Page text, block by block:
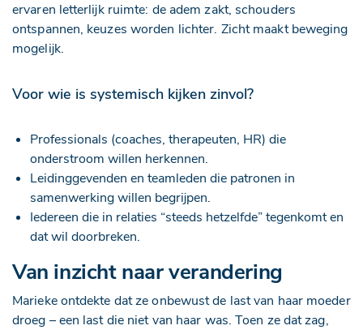
ervaren letterlijk ruimte: de adem zakt, schouders
ontspannen, keuzes worden lichter. Zicht maakt beweging
mogelijk.
Voor wie is systemisch kijken zinvol?
Professionals (coaches, therapeuten, HR) die
onderstroom willen herkennen.
Leidinggevenden en teamleden die patronen in
samenwerking willen begrijpen.
Iedereen die in relaties “steeds hetzelfde” tegenkomt en
dat wil doorbreken.
Van inzicht naar verandering
Marieke ontdekte dat ze onbewust de last van haar moeder
droeg – een last die niet van haar was. Toen ze dat zag,